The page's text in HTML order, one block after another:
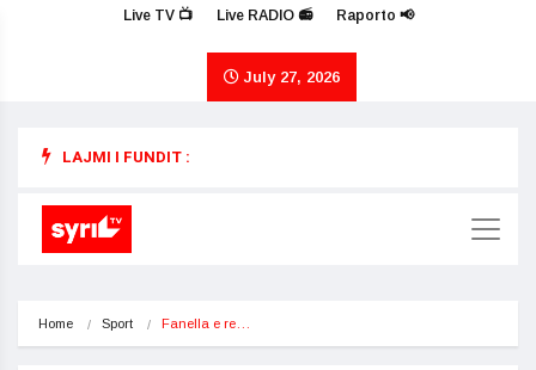
Live TV 📺 Live RADIO 📻 Raporto 📢
July 27, 2026
LAJMI I FUNDIT :
Home Sport Fanella e re…